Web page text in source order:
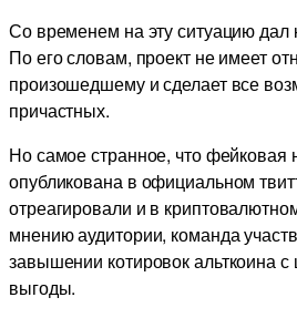
Со временем на эту ситуацию
По его словам, проект не имеет
произошедшему и сделает все
причастных.
Но самое странное, что фейковая
опубликована в официальном
отреагировали и в
мнению аудитории, команда
завышении котировок альткоина
выгоды.